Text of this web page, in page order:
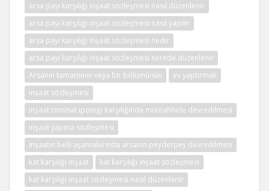
arsa payı karşılığı inşaat sözleşmesi nasıl düzenlenir
arsa payı karşılığı inşaat sözleşmesi nasıl yapılır
arsa payı karşılığı inşaat sözleşmesi nedir
arsa payı karşılığı inşaat sözleşmesi nerede düzenlenir
Arsanın tamamının veya bir bölümünün
ev yaptırmak
inşaat sözleşmesi
inşaat teminat ipoteği karşılığında müteahhide devredilmesi
inşaat yapma sözleşmesi
İnşaatın belli aşamalarında arsanın peyderpey devredilmesi
kat karşılığı inşaat
kat karşılığı inşaat sözleşmesi
kat karşılığı inşaat sözleşmesi nasıl düzenlenir